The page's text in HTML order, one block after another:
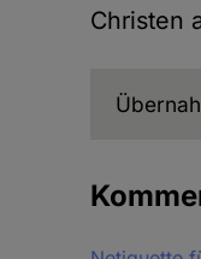
Christen